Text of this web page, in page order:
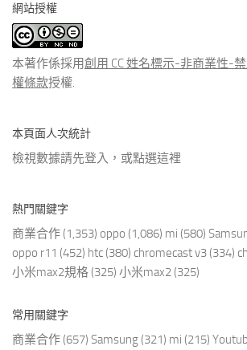
類
文
章
網站授權
本著作係採用創用 CC 姓名標示-非商業性-
權條款授權.
本頁面人次統計
檢視數據請先登入，或點選這裡
熱門關鍵字
商業合作 (1,353) oppo (1,086) mi (580)
oppo r11 (452) htc (380) chromecast v3 (334)
小米max2規格 (325) 小米max2 (325)
常用關鍵字
商業合作 (657) Samsung (321) mi (215)